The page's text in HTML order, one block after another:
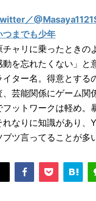
／
つまでも少年
チャリに乗ったときの
動を忘れたくない」と
イター名。得意とする
、芸能関係にゲーム関
フットワークは軽め。
れなりに知識があり、
ブツ言ってることが多